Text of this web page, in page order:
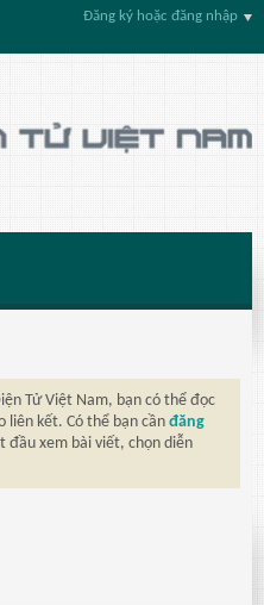
Đăng ký hoặc đăng nhập
Tử Việt Nam, bạn có thể đọc
liên kết. Có thể bạn cần đăng
xem bài viết, chọn diễn